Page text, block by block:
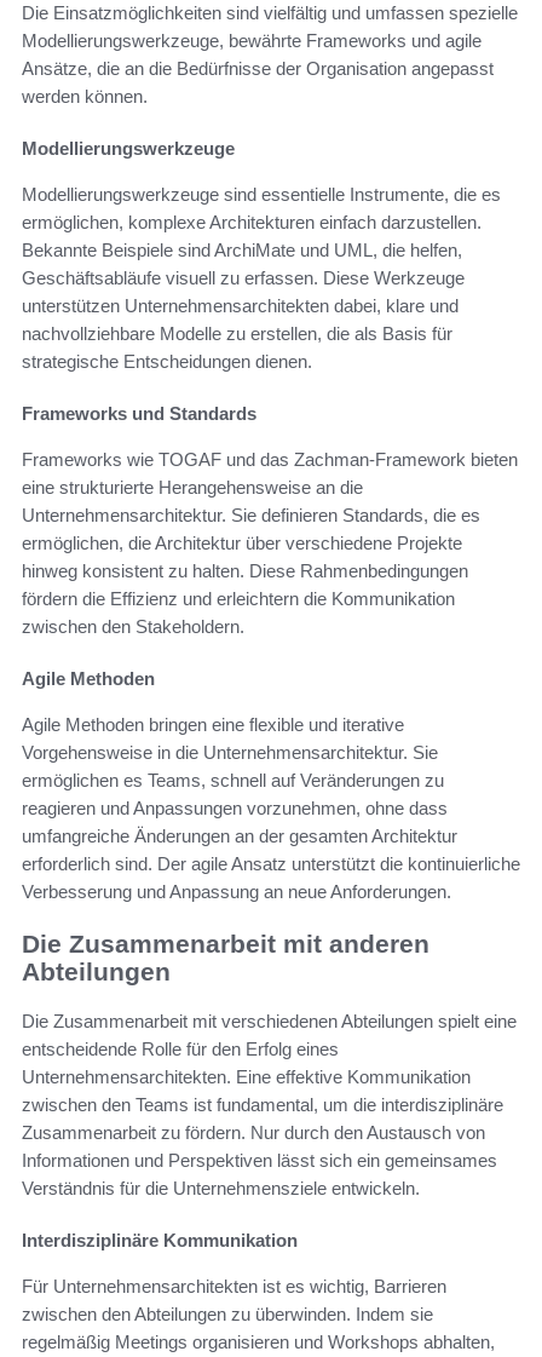
Die Einsatzmöglichkeiten sind vielfältig und umfassen spezielle
Modellierungswerkzeuge, bewährte Frameworks und agile
Ansätze, die an die Bedürfnisse der Organisation angepasst
werden können.
Modellierungswerkzeuge
Modellierungswerkzeuge sind essentielle Instrumente, die es
ermöglichen, komplexe Architekturen einfach darzustellen.
Bekannte Beispiele sind ArchiMate und UML, die helfen,
Geschäftsabläufe visuell zu erfassen. Diese Werkzeuge
unterstützen Unternehmensarchitekten dabei, klare und
nachvollziehbare Modelle zu erstellen, die als Basis für
strategische Entscheidungen dienen.
Frameworks und Standards
Frameworks wie TOGAF und das Zachman-Framework bieten
eine strukturierte Herangehensweise an die
Unternehmensarchitektur. Sie definieren Standards, die es
ermöglichen, die Architektur über verschiedene Projekte
hinweg konsistent zu halten. Diese Rahmenbedingungen
fördern die Effizienz und erleichtern die Kommunikation
zwischen den Stakeholdern.
Agile Methoden
Agile Methoden bringen eine flexible und iterative
Vorgehensweise in die Unternehmensarchitektur. Sie
ermöglichen es Teams, schnell auf Veränderungen zu
reagieren und Anpassungen vorzunehmen, ohne dass
umfangreiche Änderungen an der gesamten Architektur
erforderlich sind. Der agile Ansatz unterstützt die kontinuierliche
Verbesserung und Anpassung an neue Anforderungen.
Die Zusammenarbeit mit anderen
Abteilungen
Die Zusammenarbeit mit verschiedenen Abteilungen spielt eine
entscheidende Rolle für den Erfolg eines
Unternehmensarchitekten. Eine effektive Kommunikation
zwischen den Teams ist fundamental, um die interdisziplinäre
Zusammenarbeit zu fördern. Nur durch den Austausch von
Informationen und Perspektiven lässt sich ein gemeinsames
Verständnis für die Unternehmensziele entwickeln.
Interdisziplinäre Kommunikation
Für Unternehmensarchitekten ist es wichtig, Barrieren
zwischen den Abteilungen zu überwinden. Indem sie
regelmäßig Meetings organisieren und Workshops abhalten,